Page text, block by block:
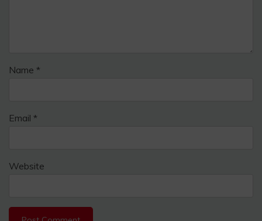
Name *
Email *
Website